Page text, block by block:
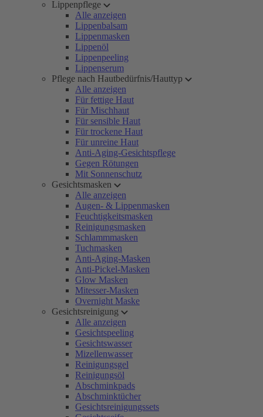
Lippenpflege
Alle anzeigen
Lippenbalsam
Lippenmasken
Lippenöl
Lippenpeeling
Lippenserum
Pflege nach Hautbedürfnis/Hauttyp
Alle anzeigen
Für fettige Haut
Für Mischhaut
Für sensible Haut
Für trockene Haut
Für unreine Haut
Anti-Aging-Gesichtspflege
Gegen Rötungen
Mit Sonnenschutz
Gesichtsmasken
Alle anzeigen
Augen- & Lippenmasken
Feuchtigkeitsmasken
Reinigungsmasken
Schlammmasken
Tuchmasken
Anti-Aging-Masken
Anti-Pickel-Masken
Glow Masken
Mitesser-Masken
Overnight Maske
Gesichtsreinigung
Alle anzeigen
Gesichtspeeling
Gesichtswasser
Mizellenwasser
Reinigungsgel
Reinigungsöl
Abschminkpads
Abschminktücher
Gesichtsreinigungssets